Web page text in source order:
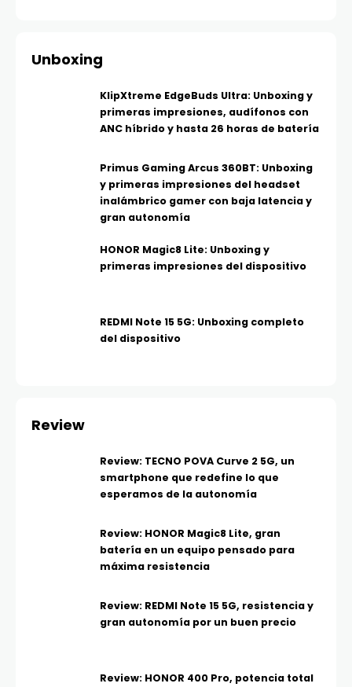
Unboxing
KlipXtreme EdgeBuds Ultra: Unboxing y
primeras impresiones, audífonos con
ANC híbrido y hasta 26 horas de batería
Primus Gaming Arcus 360BT: Unboxing
y primeras impresiones del headset
inalámbrico gamer con baja latencia y
gran autonomía
HONOR Magic8 Lite: Unboxing y
primeras impresiones del dispositivo
REDMI Note 15 5G: Unboxing completo
del dispositivo
Review
Review: TECNO POVA Curve 2 5G, un
smartphone que redefine lo que
esperamos de la autonomía
Review: HONOR Magic8 Lite, gran
batería en un equipo pensado para
máxima resistencia
Review: REDMI Note 15 5G, resistencia y
gran autonomía por un buen precio
Review: HONOR 400 Pro, potencia total